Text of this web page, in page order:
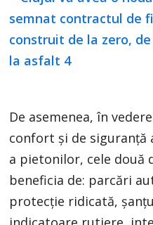
De asemenea, în
confort și de siguranță
a pietonilor, cele două
beneficia de: parcări
protecție ridicată,